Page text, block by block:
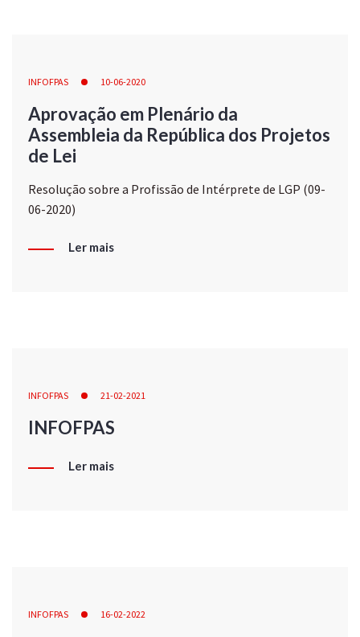
INFOFPAS 10-06-2020
Aprovação em Plenário da
Assembleia da República dos Projetos
de Lei
Resolução sobre a Profissão de Intérprete de LGP (09-
06-2020)
Ler mais
INFOFPAS 21-02-2021
INFOFPAS
Ler mais
INFOFPAS 16-02-2022